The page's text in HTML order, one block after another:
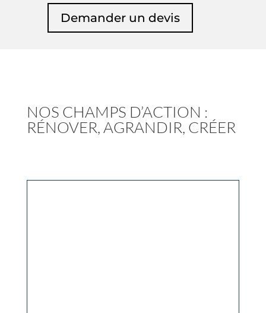
Demander un devis
NOS CHAMPS D’ACTION :
RÉNOVER, AGRANDIR, CRÉER